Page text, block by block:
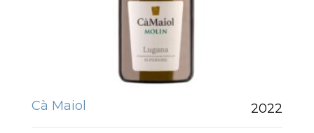
Cà Maiol 2022